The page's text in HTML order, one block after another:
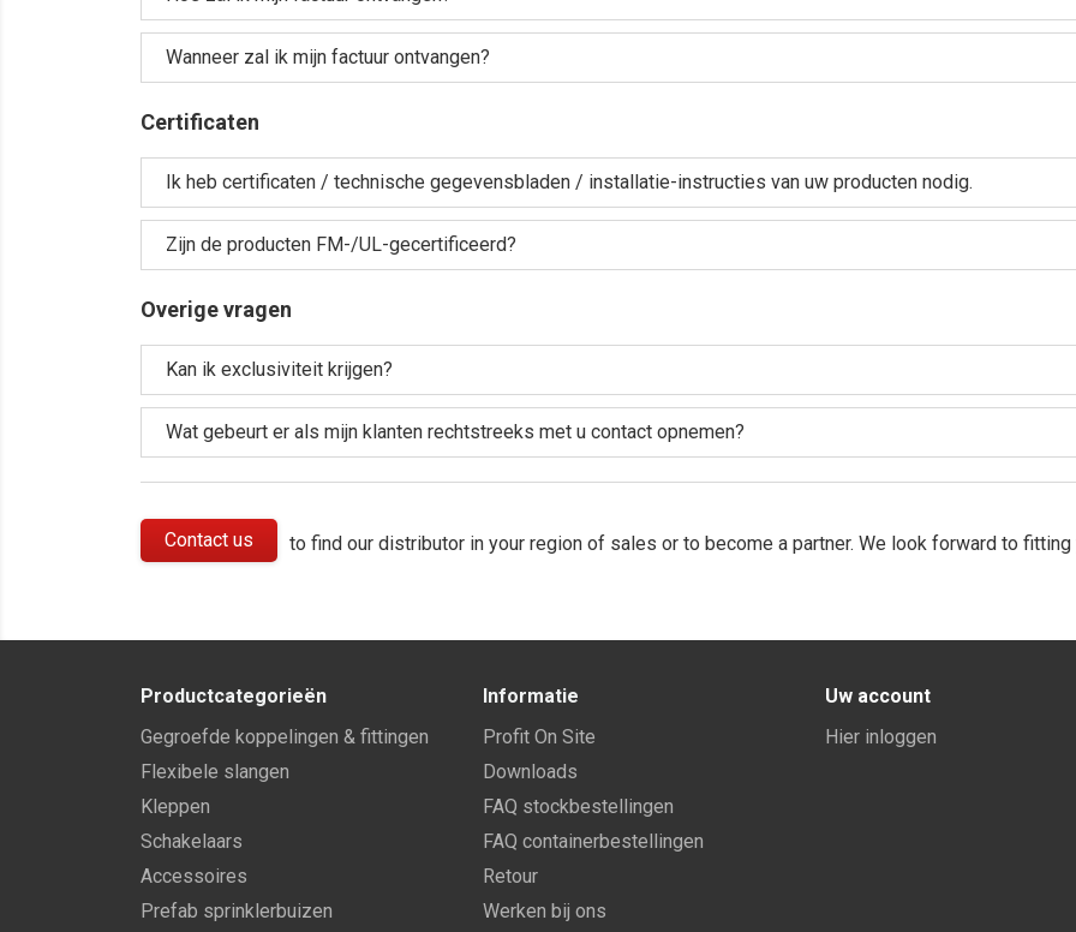
Wanneer zal ik mijn factuur ontvangen?
Certificaten
Ik heb certificaten / technische gegevensbladen / installatie-instructies van uw producten nodig.
Zijn de producten FM-/UL-gecertificeerd?
Overige vragen
Kan ik exclusiviteit krijgen?
Wat gebeurt er als mijn klanten rechtstreeks met u contact opnemen?
Contact us to find our distributor in your region of sales or to become a partner. We look forward to
Productcategorieën
Gegroefde koppelingen & fittingen
Flexibele slangen
Kleppen
Schakelaars
Accessoires
Prefab sprinklerbuizen
Informatie
Profit On Site
Downloads
FAQ stockbestellingen
FAQ containerbestellingen
Retour
Werken bij ons
Uw account
Hier inloggen